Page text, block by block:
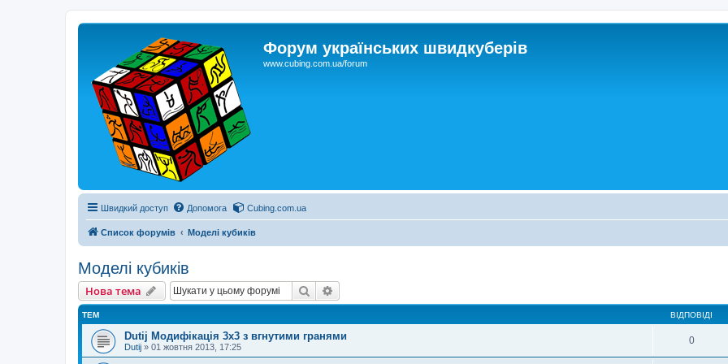
Форум українських швидкуберів
www.cubing.com.ua/forum
Швидкий доступ Допомога Cubing.com.ua
Список форумів Моделі кубиків
Моделі кубиків
Нова тема Пошук
ТЕМ ВІДПОВІДІ
Dutij Модифікація 3х3 з вгнутими гранями
Dutij » 01 жовтня 2013, 17:25
0